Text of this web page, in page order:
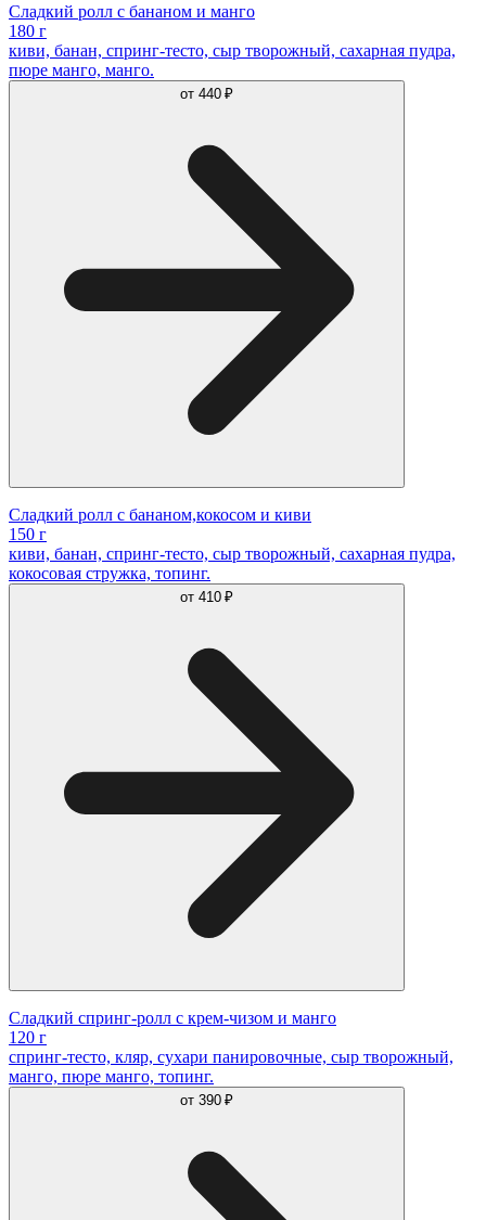
Сладкий ролл с бананом и манго
180 г
киви, банан, спринг-тесто, сыр творожный, сахарная пудра,
пюре манго, манго.
от 440 ₽
Сладкий ролл с бананом,кокосом и киви
150 г
киви, банан, спринг-тесто, сыр творожный, сахарная пудра,
кокосовая стружка, топинг.
от 410 ₽
Сладкий спринг-ролл с крем-чизом и манго
120 г
спринг-тесто, кляр, сухари панировочные, сыр творожный,
манго, пюре манго, топинг.
от 390 ₽